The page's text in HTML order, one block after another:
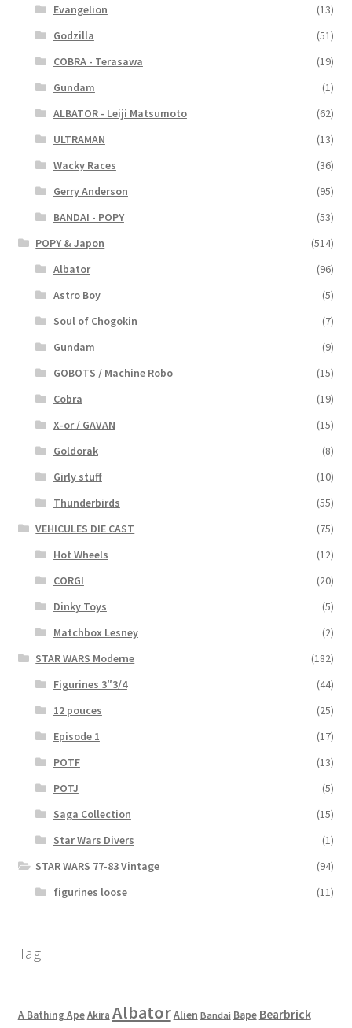
Evangelion
(13)
Godzilla
(51)
COBRA - Terasawa
(19)
Gundam
(1)
ALBATOR - Leiji Matsumoto
(62)
ULTRAMAN
(13)
Wacky Races
(36)
Gerry Anderson
(95)
BANDAI - POPY
(53)
POPY & Japon
(514)
Albator
(96)
Astro Boy
(5)
Soul of Chogokin
(7)
Gundam
(9)
GOBOTS / Machine Robo
(15)
Cobra
(19)
X-or / GAVAN
(15)
Goldorak
(8)
Girly stuff
(10)
Thunderbirds
(55)
VEHICULES DIE CAST
(75)
Hot Wheels
(12)
CORGI
(20)
Dinky Toys
(5)
Matchbox Lesney
(2)
STAR WARS Moderne
(182)
Figurines 3″3/4
(44)
12 pouces
(25)
Episode 1
(17)
POTF
(13)
POTJ
(5)
Saga Collection
(15)
Star Wars Divers
(1)
STAR WARS 77-83 Vintage
(94)
figurines loose
(11)
Tag
A Bathing Ape Akira AlbatorAlien Bandai Bape Bearbrick